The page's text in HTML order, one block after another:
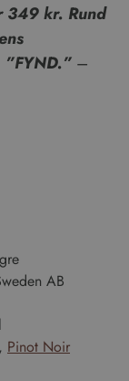
349 kr. Rund
–
AB
Pinot Noir